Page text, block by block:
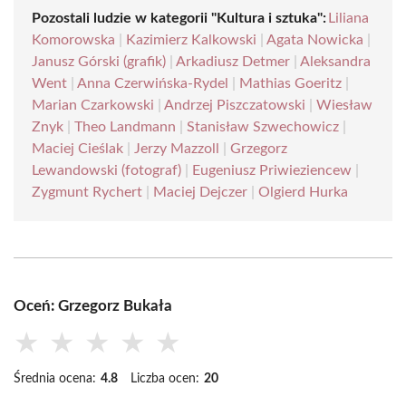
Pozostali ludzie w kategorii "Kultura i sztuka": Liliana
Komorowska
Kazimierz Kalkowski Agata Nowicka
Janusz Górski (grafik)
Arkadiusz Detmer
Aleksandra
Went
Anna Czerwińska-Rydel Mathias Goeritz
Marian Czarkowski
Andrzej Piszczatowski
Wiesław
Znyk
Theo Landmann Stanisław Szwechowicz
Maciej Cieślak
Jerzy Mazzoll
Grzegorz
Lewandowski (fotograf)
Eugeniusz Priwieziencew
Zygmunt Rychert
Maciej Dejczer Olgierd Hurka
Oceń: Grzegorz Bukała
★ ★ ★ ★ ★
Średnia ocena: 4.8 Liczba ocen: 20